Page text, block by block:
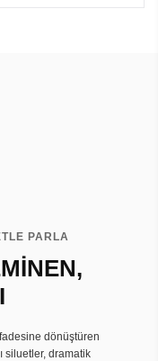
PARLA
dönüştüren
siluetler, dramatik